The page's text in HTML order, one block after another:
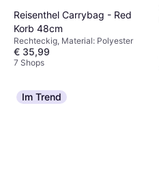
Reisenthel Carrybag - Red
Korb 48cm
Rechteckig, Material: Polyester
€ 35,99
7 Shops
Im Trend